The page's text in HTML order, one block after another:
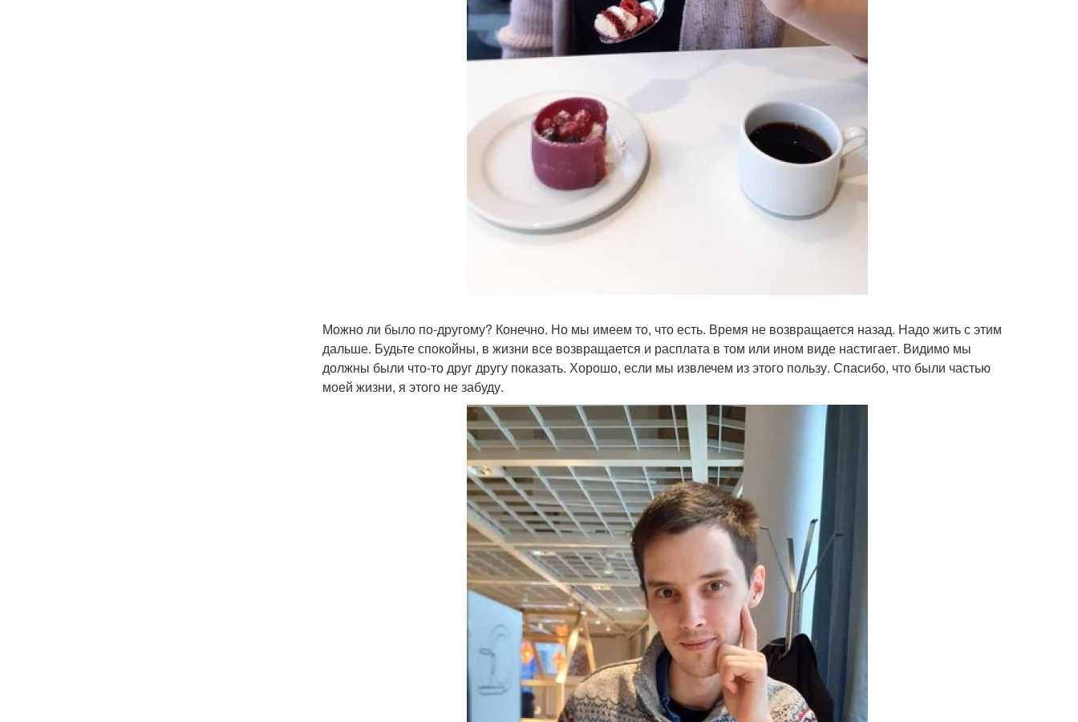
Можно ли было по-другому? Конечно. Но мы имеем то, что есть. Время не возвращается назад. Надо жить с этим
дальше. Будьте спокойны, в жизни все возвращается и расплата в том или ином виде настигает. Видимо мы
должны были что-то друг другу показать. Хорошо, если мы извлечем из этого пользу. Спасибо, что были частью
моей жизни, я этого не забуду.